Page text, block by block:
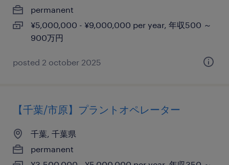
permanent
¥5,000,000 - ¥9,000,000 per year, 年収500 ～
900万円
posted 2 october 2025
【千葉/市原】プラントオペレーター
千葉, 千葉県
permanent